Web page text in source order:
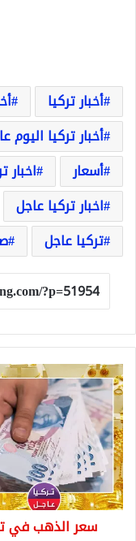
أخبار تركيا
أخبار تركيا اليوم
أسعار
اخبار
اخبار تركيا عاجل
تركيا عاجل
سعر
الذهب
في
تركيا
عيار
24
22
21
18
سعر الذهب في تركيا عيار 24